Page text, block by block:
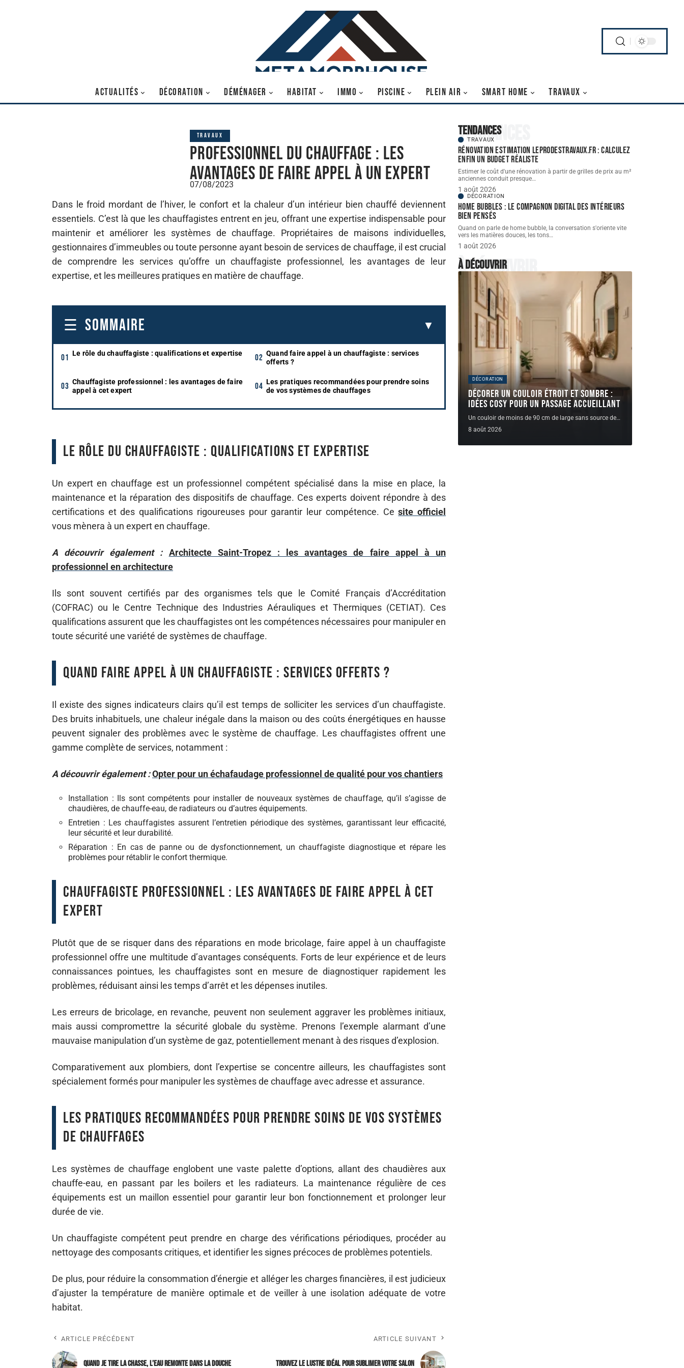
ACTUALITÉS DÉCORATION DÉMÉNAGER HABITAT IMMO PISCINE PLEIN AIR SMART HOME TRAVAUX
TRAVAUX
Professionnel du chauffage : les
avantages de faire appel à un expert
07/08/2023
Dans le froid mordant de l’hiver, le confort et la chaleur d’un intérieur bien chauffé deviennent
essentiels. C’est là que les chauffagistes entrent en jeu, offrant une expertise indispensable pour
maintenir et améliorer les systèmes de chauffage. Propriétaires de maisons individuelles,
gestionnaires d’immeubles ou toute personne ayant besoin de services de chauffage, il est crucial
de comprendre les services qu’offre un chauffagiste professionnel, les avantages de leur
expertise, et les meilleures pratiques en matière de chauffage.
SOMMAIRE
Le rôle du chauffagiste : qualifications et expertise
Quand faire appel à un chauffagiste : services
offerts ?
Chauffagiste professionnel : les avantages de faire
appel à cet expert
Les pratiques recommandées pour prendre soins
de vos systèmes de chauffages
Le rôle du chauffagiste : qualifications et expertise
Un expert en chauffage est un professionnel compétent spécialisé dans la mise en place, la
maintenance et la réparation des dispositifs de chauffage. Ces experts doivent répondre à des
certifications et des qualifications rigoureuses pour garantir leur compétence. Cesite officiel
vous mènera à un expert en chauffage.
A découvrir également : Architecte Saint-Tropez : les avantages de faire appel à un
professionnel en architecture
Ils sont souvent certifiés par des organismes tels que le Comité Français d’Accréditation
(COFRAC) ou le Centre Technique des Industries Aérauliques et Thermiques (CETIAT). Ces
qualifications assurent que les chauffagistes ont les compétences nécessaires pour manipuler en
toute sécurité une variété de systèmes de chauffage.
Quand faire appel à un chauffagiste : services offerts ?
Il existe des signes indicateurs clairs qu’il est temps de solliciter les services d’un chauffagiste.
Des bruits inhabituels, une chaleur inégale dans la maison ou des coûts énergétiques en hausse
peuvent signaler des problèmes avec le système de chauffage. Les chauffagistes offrent une
gamme complète de services, notamment :
A découvrir également :Opter pour un échafaudage professionnel de qualité pour vos chantiers
Installation : Ils sont compétents pour installer de nouveaux systèmes de chauffage, qu’il s’agisse de
chaudières, de chauffe-eau, de radiateurs ou d’autres équipements.
Entretien : Les chauffagistes assurent l’entretien périodique des systèmes, garantissant leur efficacité,
leur sécurité et leur durabilité.
Réparation : En cas de panne ou de dysfonctionnement, un chauffagiste diagnostique et répare les
problèmes pour rétablir le confort thermique.
Chauffagiste professionnel : les avantages de faire appel à cet
expert
Plutôt que de se risquer dans des réparations en mode bricolage, faire appel à un chauffagiste
professionnel offre une multitude d’avantages conséquents. Forts de leur expérience et de leurs
connaissances pointues, les chauffagistes sont en mesure de diagnostiquer rapidement les
problèmes, réduisant ainsi les temps d’arrêt et les dépenses inutiles.
Les erreurs de bricolage, en revanche, peuvent non seulement aggraver les problèmes initiaux,
mais aussi compromettre la sécurité globale du système. Prenons l’exemple alarmant d’une
mauvaise manipulation d’un système de gaz, potentiellement menant à des risques d’explosion.
Comparativement aux plombiers, dont l’expertise se concentre ailleurs, les chauffagistes sont
spécialement formés pour manipuler les systèmes de chauffage avec adresse et assurance.
Les pratiques recommandées pour prendre soins de vos systèmes
de chauffages
Les systèmes de chauffage englobent une vaste palette d’options, allant des chaudières aux
chauffe-eau, en passant par les boilers et les radiateurs. La maintenance régulière de ces
équipements est un maillon essentiel pour garantir leur bon fonctionnement et prolonger leur
durée de vie.
Un chauffagiste compétent peut prendre en charge des vérifications périodiques, procéder au
nettoyage des composants critiques, et identifier les signes précoces de problèmes potentiels.
De plus, pour réduire la consommation d’énergie et alléger les charges financières, il est judicieux
d’ajuster la température de manière optimale et de veiller à une isolation adéquate de votre
habitat.
ARTICLE PRÉCÉDENT
Quand je tire la chasse, l’eau remonte dans la douche
ARTICLE SUIVANT
Trouvez le lustre idéal pour sublimer votre salon
Tendances
Tendances
TRAVAUX
Rénovation estimation leprodestravaux.fr : calculez
enfin un budget réaliste
Estimer le coût d'une rénovation à partir de grilles de prix au m²
anciennes conduit presque…
1 août 2026
DÉCORATION
Home bubbles : le compagnon digital des intérieurs
bien pensés
Quand on parle de home bubble, la conversation s'oriente vite
vers les matières douces, les tons…
1 août 2026
À découvrir
À découvrir
DÉCORATION
Décorer un couloir étroit et sombre :
idées cosy pour un passage accueillant
Un couloir de moins de 90 cm de large sans source de…
8 août 2026